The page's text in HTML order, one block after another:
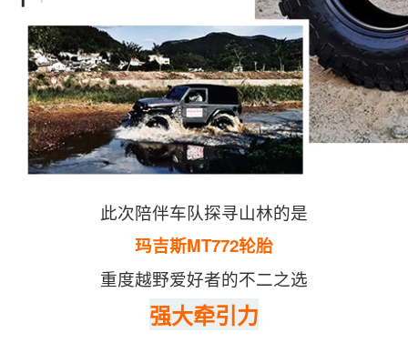
此次陪伴车队探寻山林的是
玛吉斯MT772轮胎
重度越野爱好者的不二之选
强大牵引力